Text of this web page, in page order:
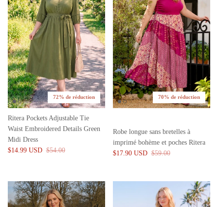
72% de réduction
Ritera Pockets Adjustable Tie
Waist Embroidered Details Green
Midi Dress
$14.99 USD $54.00
70% de réduction
Robe longue sans bretelles à
imprimé bohème et poches Ritera
$17.90 USD $59.00